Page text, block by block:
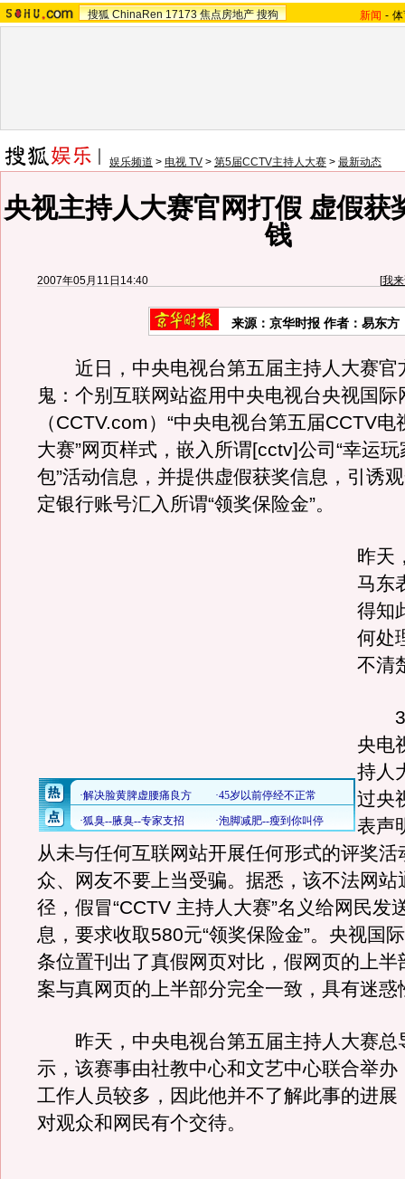
搜狐 ChinaRen 17173 焦点房地产 搜狗 新闻 -
娱乐频道 > 电视 TV > 第5届CCTV主持人大赛 > 最新动态
央视主持人大赛官网打假 虚假获
钱
2007年05月11日14:40 [我
来源：京华时报 作者：易东方
近日，中央电视台第五届主持人大赛官
鬼：个别互联网站盗用中央电视台央视国际
（CCTV.com）“中央电视台第五届CCTV
大赛”网页样式，嵌入所谓[cctv]公司“幸运
包”活动信息，并提供虚假获奖信息，引诱
定银行账号汇入所谓“领奖保险金”。
昨天
马东
得知
何处
不清
3
央电
持人
过央
表声
从未与任何互联网站开展任何形式的评奖活
众、网友不要上当受骗。据悉，该不法网站
径，假冒“CCTV 主持人大赛”名义给网民发
息，要求收取580元“领奖保险金”。央视国
条位置刊出了真假网页对比，假网页的上半
案与真网页的上半部分完全一致，具有迷惑
昨天，中央电视台第五届主持人大赛总
示，该赛事由社教中心和文艺中心联合举办
工作人员较多，因此他并不了解此事的进展
对观众和网民有个交待。